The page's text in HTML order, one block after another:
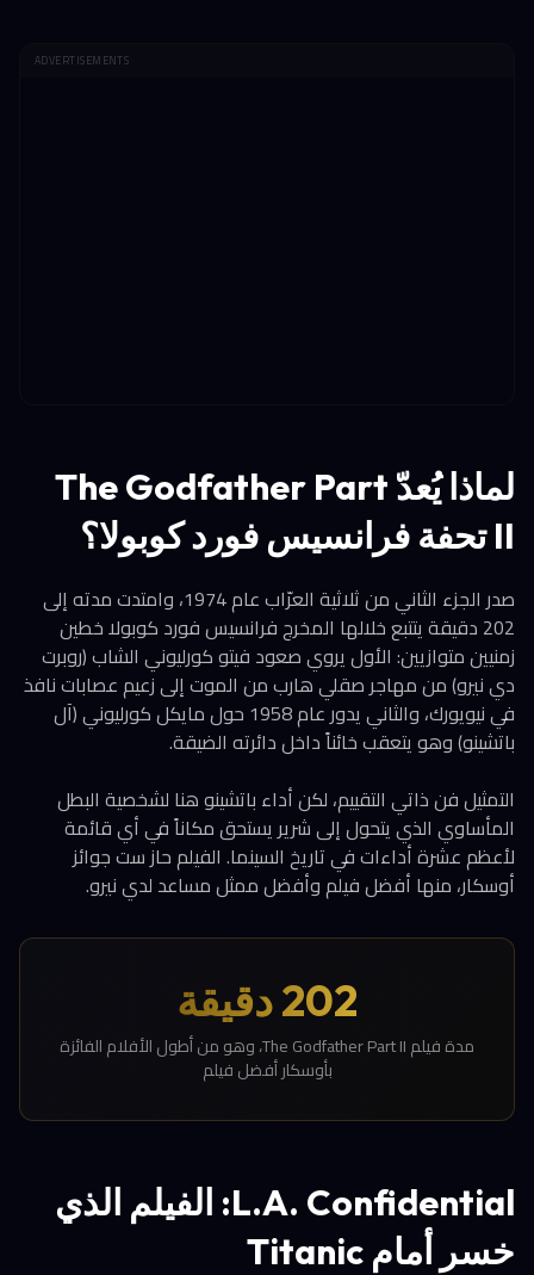
ADVERTISEMENTS
لماذا يُعدّ The Godfather Part
II تحفة فرانسيس فورد كوبولا؟
صدر الجزء الثاني من ثلاثية العرّاب عام 1974، وامتدت مدته إلى
202 دقيقة يتتبع خلالها المخرج فرانسيس فورد كوبولا خطين
زمنيين متوازيين: الأول يروي صعود فيتو كورليوني الشاب (روبرت
دي نيرو) من مهاجر صقلي هارب من الموت إلى زعيم عصابات نافذ
في نيويورك، والثاني يدور عام 1958 حول مايكل كورليوني (آل
باتشينو) وهو يتعقب خائناً داخل دائرته الضيقة.
التمثيل فن ذاتي التقييم، لكن أداء باتشينو هنا لشخصية البطل
المأساوي الذي يتحول إلى شرير يستحق مكاناً في أي قائمة
لأعظم عشرة أداءات في تاريخ السينما. الفيلم حاز ست جوائز
أوسكار، منها أفضل فيلم وأفضل ممثل مساعد لدي نيرو.
202 دقيقة
مدة فيلم The Godfather Part II، وهو من أطول الأفلام الفائزة
بأوسكار أفضل فيلم
L.A. Confidential: الفيلم الذي
خسر أمام Titanic